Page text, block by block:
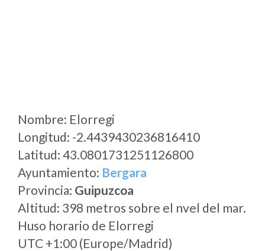
Nombre: Elorregi
Longitud: -2.4439430236816410
Latitud: 43.0801731251126800
Ayuntamiento: Bergara
Provincia: Guipuzcoa
Altitud: 398 metros sobre el nvel del mar.
Huso horario de Elorregi
UTC +1:00 (Europe/Madrid)